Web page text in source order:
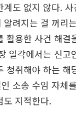
계도 없지 않다.
알려지는 걸 꺼리
활용한 사건 해결
일각에서는 신고
청취해야 하는 해
소송 수임 자체
도 지적한다.